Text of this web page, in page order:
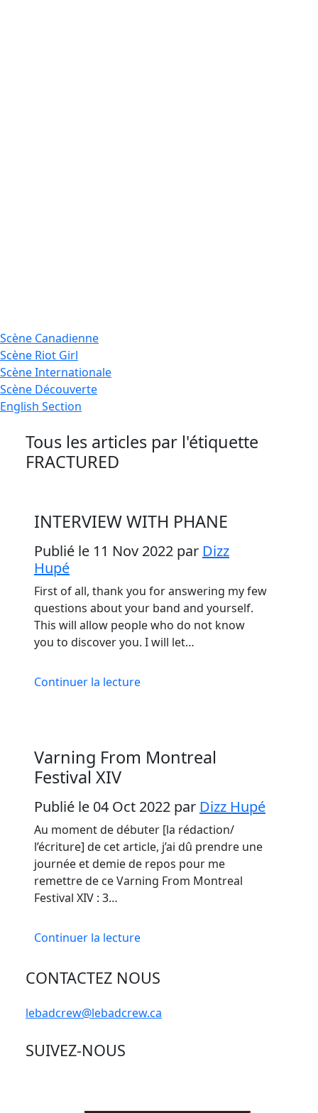
Scène Canadienne
Scène Riot Girl
ScèneInternationale
Scène Découverte
English Section
Tous les articles par l'étiquette
FRACTURED
INTERVIEW WITH PHANE
Publié le 11 Nov 2022 par Dizz
Hupé
First of all, thank you for answering my few
questions about your band and yourself.
This will allow people who do not know
you to discover you. I will let…
Continuer la lecture
Varning From Montreal
Festival XIV
Publié le 04 Oct 2022 par Dizz Hupé
Au moment de débuter [la rédaction/
l’écriture] de cet article, j’ai dû prendre une
journée et demie de repos pour me
remettre de ce Varning From Montreal
Festival XIV : 3…
Continuer la lecture
CONTACTEZ NOUS
lebadcrew@lebadcrew.ca
SUIVEZ-NOUS